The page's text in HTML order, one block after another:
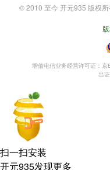
© 2010 至今 开元935 版权
增值电信业务经营许可证：京
出
扫一扫安装
开元935发现更多